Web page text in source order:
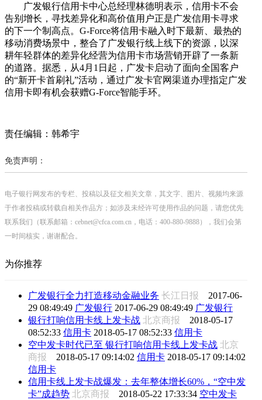
广发银行信用卡中心总经理林德明表示，信用卡不会
告别增长，寻找差异化和高价值用户正是广发信用卡寻求
的下一个制高点。G-Force将信用卡融入时下最新、最热的
移动消费场景中，整合了广发银行线上线下的资源，以深
耕年轻群体的差异化经营为信用卡市场营销开辟了一条新
的道路。据悉，从4月1日起，广发卡启动了面向全国客户
的“新开卡首刷礼”活动，通过广发卡官网渠道办理指定广发
信用卡即有机会获赠G-Force智能手环。
责任编辑：韩希宇
免责声明：
电子银行网发布的专栏、投稿以及征文相关文章，其文字、图片、视频均来源
于作者投稿或转载自相关作品方；如涉及未经许可使用作品的问题，请您优先
联系我们（联系邮箱：cebnet@cfca.com.cn，电话：400-880-9888），我们会第
一时间核实，谢谢配合。
为你推荐
广发银行全力打造移动金融业务 长江日报 2017-06-
29 08:49:49 广发银行 2017-06-29 08:49:49 广发银行
银行打响信用卡线上发卡战 北京商报 2018-05-17
08:52:33 信用卡 2018-05-17 08:52:33 信用卡
空中发卡时代已至 银行打响信用卡线上发卡战 北京
商报 2018-05-17 09:14:02 信用卡 2018-05-17 09:14:02
信用卡
信用卡线上发卡战爆发：去年整体增长60%，“空中发
卡”成趋势 北京商报 2018-05-22 17:33:34 空中发卡